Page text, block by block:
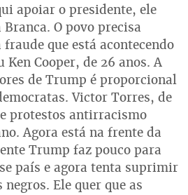
apoiar o presidente, ele
O povo precisa
que está acontecendo
Cooper, de 26 anos. A
de Trump é proporcional
Victor Torres, de
protestos antirracismo
Agora está na frente da
Trump faz pouco para
país e agora tenta suprimir
Ele quer que as